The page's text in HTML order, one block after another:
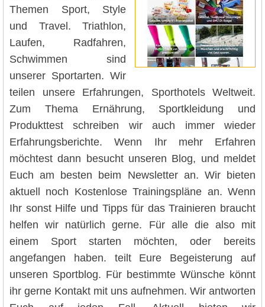
Themen Sport, Style
und Travel. Triathlon,
Laufen, Radfahren,
Schwimmen sind
unserer Sportarten. Wir
teilen unsere Erfahrungen, Sporthotels Weltweit.
Zum Thema Ernährung, Sportkleidung und
Produkttest schreiben wir auch immer wieder
Erfahrungsberichte. Wenn Ihr mehr Erfahren
möchtest dann besucht unseren Blog, und meldet
Euch am besten beim Newsletter an. Wir bieten
aktuell noch Kostenlose Trainingspläne an. Wenn
Ihr sonst Hilfe und Tipps für das Trainieren braucht
helfen wir natürlich gerne. Für alle die also mit
einem Sport starten möchten, oder bereits
angefangen haben. teilt Eure Begeisterung auf
unseren Sportblog. Für bestimmte Wünsche könnt
ihr gerne Kontakt mit uns aufnehmen. Wir antworten